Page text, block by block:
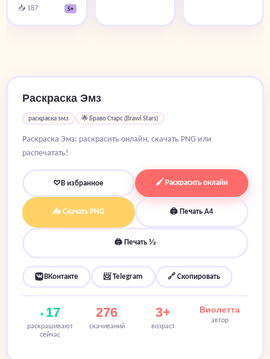
📥 187 5+
Раскраска Эмз
раскраска эмз 🌟 Браво Старс (Brawl Stars)
Раскраска Эмз: раскрасить онлайн, скачать PNG или
распечатать!
♡В избранное 🖌 Раскрасить онлайн
📥 Скачать PNG 🖨 Печать A4
🖨 Печать ½
ВКонтакте 📨 Telegram 🔗 Скопировать
17
раскрашивают
сейчас
276
скачиваний
3+
возраст
Виолетта
автор